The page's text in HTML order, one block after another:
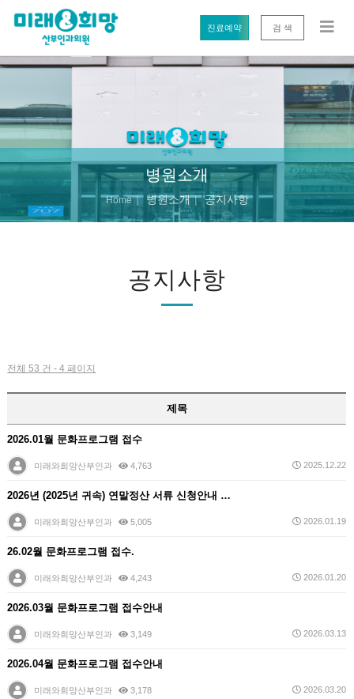
진료예약 검 색
병원소개
Home 병원소개 공지사항
공지사항
전체 53 건 - 4 페이지
제목
2026.01월 문화프로그램 접수
미래와희망산부인과 4,763 2025.12.22
2026년 (2025년 귀속) 연말정산 서류 신청안내 …
미래와희망산부인과 5,005 2026.01.19
26.02월 문화프로그램 접수.
미래와희망산부인과 4,243 2026.01.20
2026.03월 문화프로그램 접수안내
미래와희망산부인과 3,149 2026.03.13
2026.04월 문화프로그램 접수안내
미래와희망산부인과 3,178 2026.03.20